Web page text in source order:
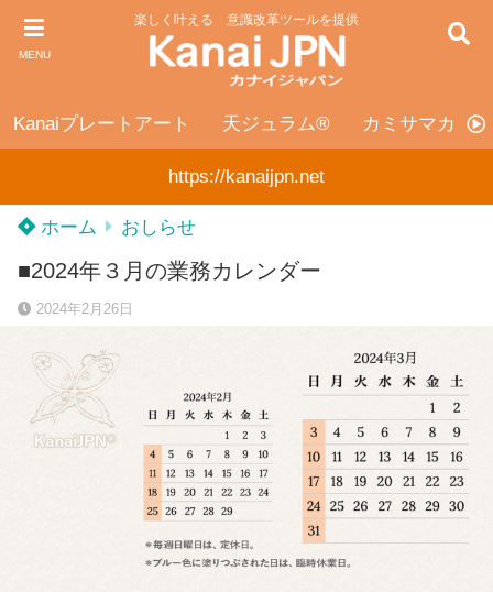
MENU
楽しく叶える 意識改革ツールを提供
Kanaiプレートアート 天ジュラム® カミサマカン
https://kanaijpn.net
ホーム おしらせ
■2024年３月の業務カレンダー
2024年2月26日